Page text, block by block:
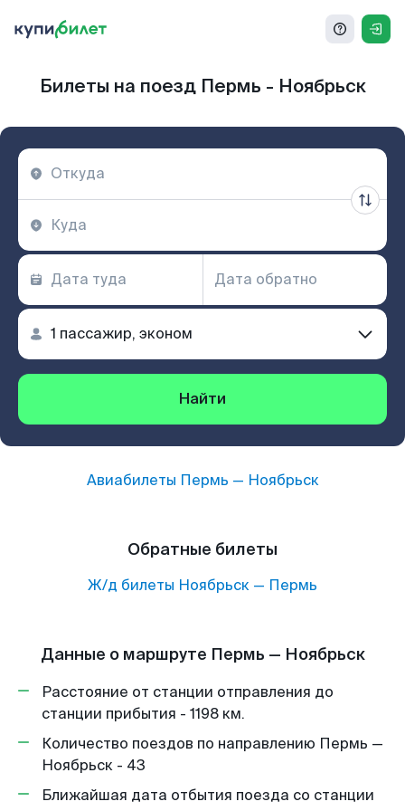
Билеты на поезд Пермь - Ноябрьск
Найти
Авиабилеты Пермь — Ноябрьск
Обратные билеты
Ж/д билеты Ноябрьск — Пермь
Данные о маршруте Пермь — Ноябрьск
Расстояние от станции отправления до
станции прибытия - 1198 км.
Количество поездов по направлению Пермь —
Ноябрьск - 43
Ближайшая дата отбытия поезда со станции